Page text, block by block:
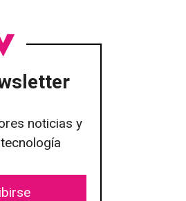
noticias y